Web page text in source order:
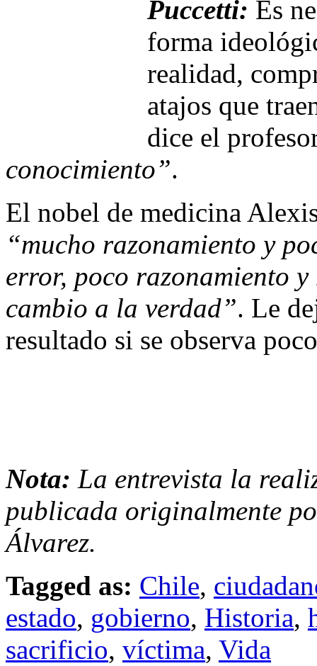
Puccetti: Es
forma
realidad,
atajos que
dice el
conocimiento”.
El nobel de medicina
“mucho razonamiento y
error, poco razonamiento
cambio a la verdad”. Le
resultado si se observa
Nota: La entrevista la
publicada originalmente
Álvarez.
Tagged as: Chile,
estado, gobierno, Historia,
sacrificio, víctima, Vida